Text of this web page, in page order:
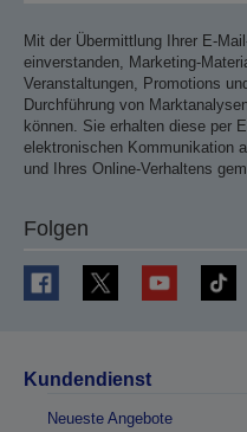
Mit der Übermittlung Ihrer E-
einverstanden, Marketing-
Veranstaltungen, Promotions
Durchführung von
können. Sie erhalten diese per
elektronischen Kommunikation
und Ihres Online-Verhaltens
Folgen
Kundendienst
Neueste Angebote